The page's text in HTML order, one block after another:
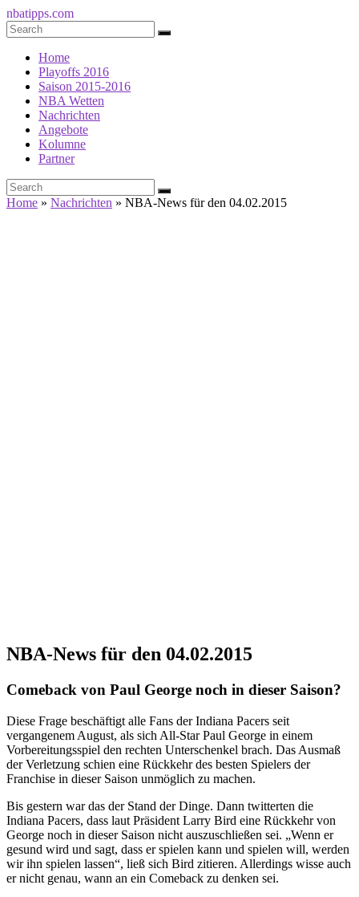
nbatipps.com
Home
Playoffs 2016
Saison 2015-2016
NBA Wetten
Nachrichten
Angebote
Kolumne
Partner
Home » Nachrichten » NBA-News für den 04.02.2015
NBA-News für den 04.02.2015
Comeback von Paul George noch in dieser Saison?
Diese Frage beschäftigt alle Fans der Indiana Pacers seit
vergangenem August, als sich All-Star Paul George in einem
Vorbereitungsspiel den rechten Unterschenkel brach. Das Ausmaß
der Verletzung schien eine Rückkehr des besten Spielers der
Franchise in dieser Saison unmöglich zu machen.
Bis gestern war das der Stand der Dinge. Dann twitterten die
Indiana Pacers, dass laut Präsident Larry Bird eine Rückkehr von
George noch in dieser Saison nicht auszuschließen sei. „Wenn er
gesund wird und sagt, dass er spielen kann und spielen will, werden
wir ihn spielen lassen“, ließ sich Bird zitieren. Allerdings wisse auch
er nicht genau, wann an ein Comeback zu denken sei.